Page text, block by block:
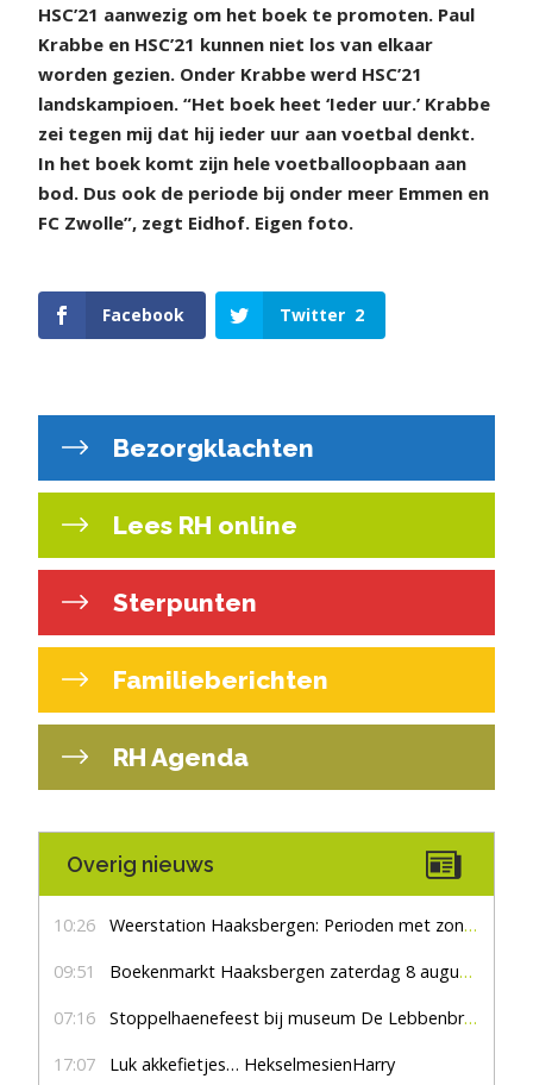
HSC’21 aanwezig om het boek te promoten. Paul
Krabbe en HSC’21 kunnen niet los van elkaar
worden gezien. Onder Krabbe werd HSC’21
landskampioen. “Het boek heet ‘Ieder uur.’ Krabbe
zei tegen mij dat hij ieder uur aan voetbal denkt.
In het boek komt zijn hele voetballoopbaan aan
bod. Dus ook de periode bij onder meer Emmen en
FC Zwolle”, zegt Eidhof. Eigen foto.
Facebook Twitter 2
Bezorgklachten
Lees RH online
Sterpunten
Familieberichten
RH Agenda
Overig nieuws
10:26 Weerstation Haaksbergen: Perioden met zon en droog
09:51 Boekenmarkt Haaksbergen zaterdag 8 augustus, marktplein Haaksbergen
07:16 Stoppelhaenefeest bij museum De Lebbenbrugge
17:07 Luk akkefietjes… HekselmesienHarry